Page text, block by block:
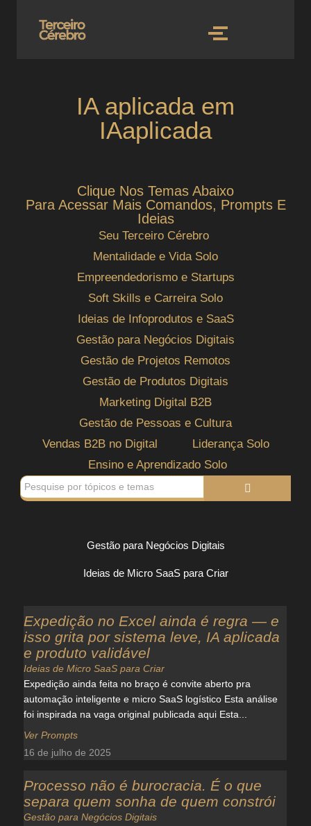
IA aplicada em
IAaplicada
Clique Nos Temas Abaixo
Para Acessar Mais Comandos, Prompts E
Ideias
Seu Terceiro Cérebro
Mentalidade e Vida Solo
Empreendedorismo e Startups
Soft Skills e Carreira Solo
Ideias de Infoprodutos e SaaS
Gestão para Negócios Digitais
Gestão de Projetos Remotos
Gestão de Produtos Digitais
Marketing Digital B2B
Gestão de Pessoas e Cultura
Vendas B2B no Digital
Liderança Solo
Ensino e Aprendizado Solo
Gestão para Negócios Digitais
Ideias de Micro SaaS para Criar
Expedição no Excel ainda é regra — e
isso grita por sistema leve, IA aplicada
e produto validável
Ideias de Micro SaaS para Criar
Expedição ainda feita no braço é convite aberto pra
automação inteligente e micro SaaS logístico Esta análise
foi inspirada na vaga original publicada aqui Esta...
Ver Prompts
16 de julho de 2025
Processo não é burocracia. É o que
separa quem sonha de quem constrói
Gestão para Negócios Digitais